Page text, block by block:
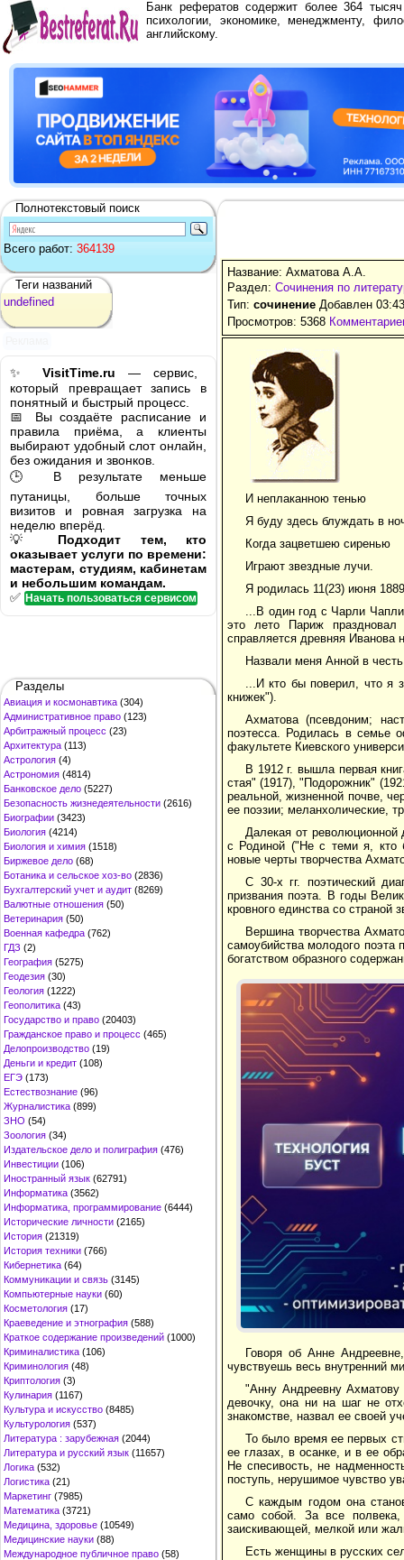
Банк рефератов содержит более 364
психологии, экономике, менеджменту,
английскому.
Полнотекстовый поиск
Всего работ: 364139
Теги названий
undefined
✨ VisitTime.ru — сервис,
который превращает запись в
понятный и быстрый процесс.
📅 Вы создаёте расписание и
правила приёма, а клиенты
выбирают удобный слот онлайн,
без ожидания и звонков.
🕒 В результате меньше
путаницы, больше точных
визитов и ровная загрузка на
неделю вперёд.
💡 Подходит тем, кто
оказывает услуги по времени:
мастерам, студиям, кабинетам
и небольшим командам.
✅ Начать пользоваться сервисом
Разделы
Авиация и космонавтика (304)
Административное право (123)
Арбитражный процесс (23)
Архитектура (113)
Астрология (4)
Астрономия (4814)
Банковское дело (5227)
Безопасность жизнедеятельности (2616)
Биографии (3423)
Биология (4214)
Биология и химия (1518)
Биржевое дело (68)
Ботаника и сельское хоз-во (2836)
Бухгалтерский учет и аудит (8269)
Валютные отношения (50)
Ветеринария (50)
Военная кафедра (762)
ГДЗ (2)
География (5275)
Геодезия (30)
Геология (1222)
Геополитика (43)
Государство и право (20403)
Гражданское право и процесс (465)
Делопроизводство (19)
Деньги и кредит (108)
ЕГЭ (173)
Естествознание (96)
Журналистика (899)
ЗНО (54)
Зоология (34)
Издательское дело и полиграфия (476)
Инвестиции (106)
Иностранный язык (62791)
Информатика (3562)
Информатика, программирование (6444)
Исторические личности (2165)
История (21319)
История техники (766)
Кибернетика (64)
Коммуникации и связь (3145)
Компьютерные науки (60)
Косметология (17)
Краеведение и этнография (588)
Краткое содержание произведений (1000)
Криминалистика (106)
Криминология (48)
Криптология (3)
Кулинария (1167)
Культура и искусство (8485)
Культурология (537)
Литература : зарубежная (2044)
Литература и русский язык (11657)
Логика (532)
Логистика (21)
Маркетинг (7985)
Математика (3721)
Медицина, здоровье (10549)
Медицинские науки (88)
Международное публичное право (58)
Название: Ахматова А.А.
Раздел: Сочинения по
Тип: сочинение Добавлен
Просмотров: 5368
И неплаканною тенью
Я буду здесь блуждать в
Когда зацветшею сиренью
Играют звездные лучи.
Я родилась 11(23) июня
...В один год с Чарли
это лето Париж
справляется древняя Иванова
Назвали меня Анной в
...И кто бы поверил, что я
книжек").
Ахматова (псевдоним;
поэтесса. Родилась в семье
факультете Киевского
В 1912 г. вышла первая
стая" (1917), "Подорожник"
реальной, жизненной почве,
еe поэзии; меланхолические,
Далeкая от
с Родиной ("Не с теми я, кто
новые черты творчества
С 30-х гг. поэтический
призвания поэта. В годы
кровного единства со страной
Вершина творчества
самоубийства молодого поэта
богатством образного
Говоря об Анне
чувствуешь весь внутренний
"Анну Андреевну Ахматову
девочку, она ни на шаг не
знакомстве, назвал ее своей
То было время ее первых
ее глазах, в осанке, и в ее
Не спесивость, не
поступь, нерушимое чувство
С каждым годом она
само собой. За все
заискивающей, мелкой или
Есть женщины в русских